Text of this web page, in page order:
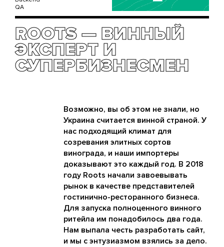
QA
ROOTS — ВИННЫЙ
ЭКСПЕРТ И
СУПЕРБИЗНЕСМЕН
Возможно, вы об этом не знали, но
Украина считается винной страной. У
нас подходящий климат для
созревания элитных сортов
винограда, и наши импортеры
доказывают это каждый год. В 2018
году Roots начали завоевывать
рынок в качестве представителей
гостинично-ресторанного бизнеса.
Для запуска полноценного винного
ритейла им понадобилось два года.
Нам выпала честь разработать сайт,
и мы с энтузиазмом взялись за дело.